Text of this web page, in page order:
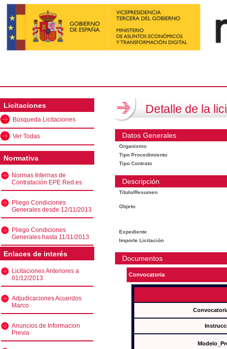
Licitaciones
Búsqueda Licitaciones
Ver Todas
Normativa
Normas Internas de
Contratación EPE Red.es
Pliego Condiciones
Generales desde 12/11/2013
Pliego Condiciones
Generales hasta 11/11/2013
Enlaces de interés
Licitaciones Anteriores a
01/12/2013
Adjudicaciones Acuerdos
Marco
Anuncios de Informacion
Previa
Detalle de la
Datos Generales
Organismo
Tipo Procedimiento
Tipo Contrato
Descripción
Título/Resumen
Objeto
Expediente
Importe Licitación
Documentos
Convocatoria